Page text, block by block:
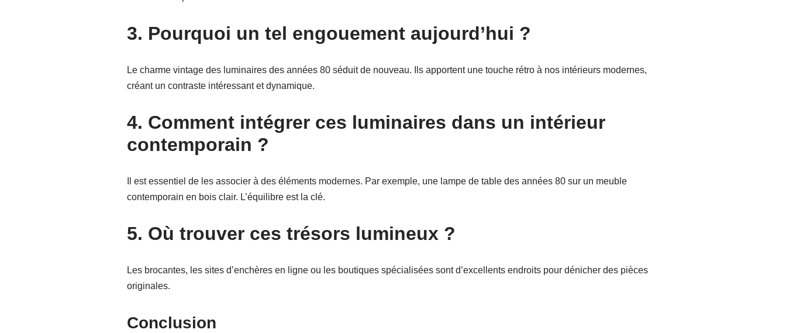
3. Pourquoi un tel engouement aujourd’hui ?
Le charme vintage des luminaires des années 80 séduit de nouveau. Ils apportent une touche rétro à nos intérieurs modernes,
créant un contraste intéressant et dynamique.
4. Comment intégrer ces luminaires dans un intérieur
contemporain ?
Il est essentiel de les associer à des éléments modernes. Par exemple, une lampe de table des années 80 sur un meuble
contemporain en bois clair. L’équilibre est la clé.
5. Où trouver ces trésors lumineux ?
Les brocantes, les sites d’enchères en ligne ou les boutiques spécialisées sont d’excellents endroits pour dénicher des pièces
originales.
Conclusion